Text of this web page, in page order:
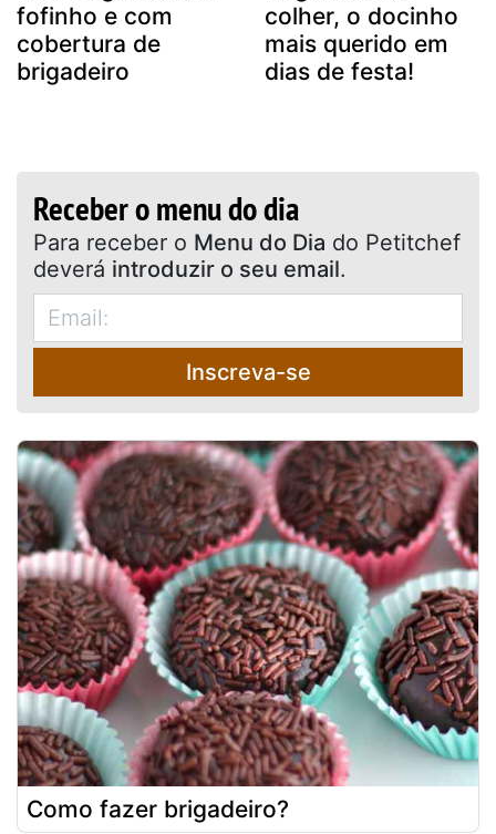
fofinho e com
cobertura de
brigadeiro
colher, o docinho
mais querido em
dias de festa!
Receber o menu do dia
Para receber o Menu do Dia do Petitchef
deverá introduzir o seu email.
Inscreva-se
Como fazer brigadeiro?